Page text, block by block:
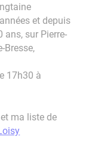
et depuis
ans, sur Pierre-
Bresse,
à
ma liste de